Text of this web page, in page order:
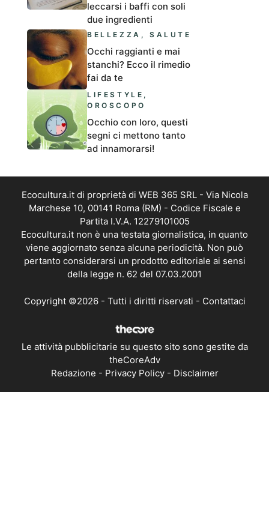
leccarsi i baffi con soli
due ingredienti
BELLEZZA ,SALUTE
Occhi raggianti e mai
stanchi? Ecco il rimedio
fai da te
LIFESTYLE ,
OROSCOPO
Occhio con loro, questi
segni ci mettono tanto
ad innamorarsi!
Ecocultura.it di proprietà di WEB 365 SRL - Via Nicola
Marchese 10, 00141 Roma (RM) - Codice Fiscale e
Partita I.V.A. 12279101005
Ecocultura.it non è una testata giornalistica, in quanto
viene aggiornato senza alcuna periodicità. Non può
pertanto considerarsi un prodotto editoriale ai sensi
della legge n. 62 del 07.03.2001
Copyright ©2026 - Tutti i diritti riservati - Contattaci
Le attività pubblicitarie su questo sito sono gestite da
theCoreAdv
Redazione - Privacy Policy- Disclaimer